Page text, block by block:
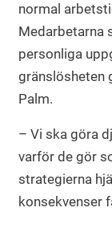
normal
Medarbetarna
personliga
gränslösheten
Palm.
– Vi ska göra
varför de gör
strategierna
konsekvenser